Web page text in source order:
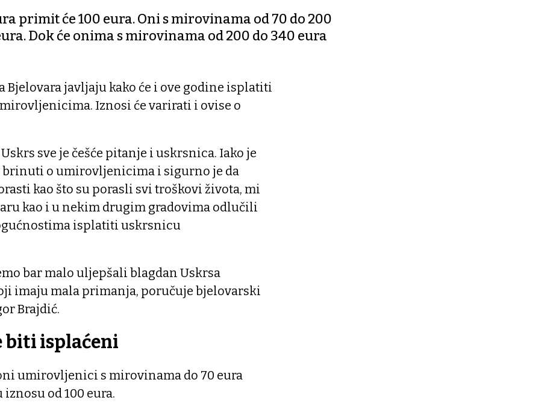
primit će 100 eura. Oni s mirovinama od 70 do 200
Dok će onima s mirovinama od 200 do 340 eura
Bjelovara javljaju kako će i ove godine isplatiti
Iznosi će varirati i ovise o
sve je češće pitanje i uskrsnica. Iako je
brinuti o umirovljenicima i sigurno je da
kao što su porasli svi troškovi života, mi
kao i u nekim drugim gradovima odlučili
isplatiti uskrsnicu
bar malo uljepšali blagdan Uskrsa
imaju mala primanja, poručuje bjelovarski
Brajdić.
biti isplaćeni
umirovljenici s mirovinama do 70 eura
od 100 eura.